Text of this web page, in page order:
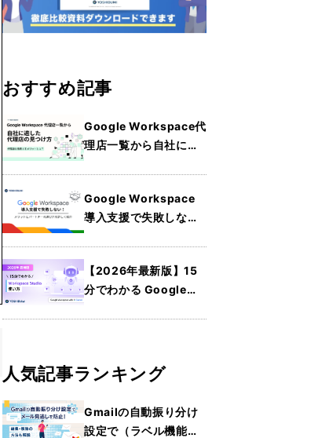
おすすめ記事
Google Workspace代
理店一覧から自社に適
紹介
Google Workspace
導入支援で失敗しな
紹介
【2026年最新版】15
分でわかる Google
人気記事ランキング
Gmailの自動振り分け
設定で（ラベル機能）